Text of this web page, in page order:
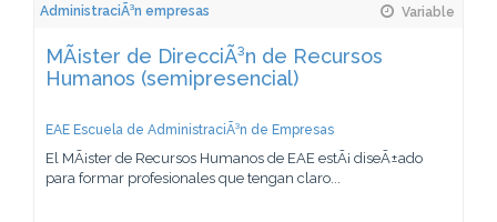
AdministraciÃ³n empresas Variable
MÃ¡ster de DirecciÃ³n de Recursos
Humanos (semipresencial)
EAE Escuela de AdministraciÃ³n de Empresas
El MÃ¡ster de Recursos Humanos de EAE estÃ¡ diseÃ±ado
para formar profesionales que tengan claro...